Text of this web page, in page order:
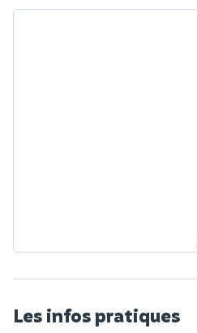
Les infos pratiques